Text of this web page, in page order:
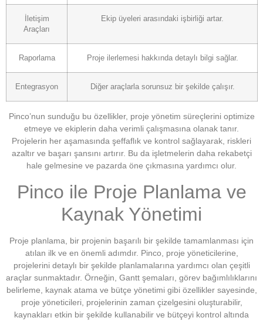
İletişim
Araçları
Ekip üyeleri arasındaki işbirliği artar.
Raporlama Proje ilerlemesi hakkında detaylı bilgi sağlar.
Entegrasyon Diğer araçlarla sorunsuz bir şekilde çalışır.
Pinco’nun sunduğu bu özellikler, proje yönetim süreçlerini optimize
etmeye ve ekiplerin daha verimli çalışmasına olanak tanır.
Projelerin her aşamasında şeffaflık ve kontrol sağlayarak, riskleri
azaltır ve başarı şansını artırır. Bu da işletmelerin daha rekabetçi
hale gelmesine ve pazarda öne çıkmasına yardımcı olur.
Pinco ile Proje Planlama ve
Kaynak Yönetimi
Proje planlama, bir projenin başarılı bir şekilde tamamlanması için
atılan ilk ve en önemli adımdır. Pinco, proje yöneticilerine,
projelerini detaylı bir şekilde planlamalarına yardımcı olan çeşitli
araçlar sunmaktadır. Örneğin, Gantt şemaları, görev bağımlılıklarını
belirleme, kaynak atama ve bütçe yönetimi gibi özellikler sayesinde,
proje yöneticileri, projelerinin zaman çizelgesini oluşturabilir,
kaynakları etkin bir şekilde kullanabilir ve bütçeyi kontrol altında